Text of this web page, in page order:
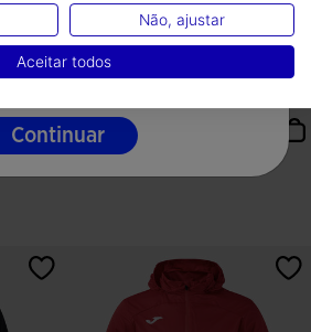
€ 68,74
Idioma
Português
Continuar
Não, ajustar
Aceitar todos